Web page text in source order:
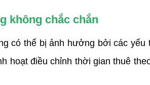
không chắc chắn
có thể bị ảnh hưởng bởi các
hoạt điều chỉnh thời gian thuê